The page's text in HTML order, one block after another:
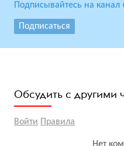
Подписывайтесь на канал
Подписаться
Обсудить с другими
Войти Правила